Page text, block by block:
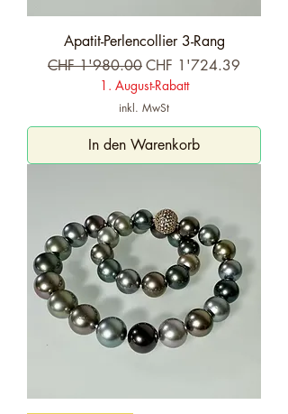
Apatit-Perlencollier 3-Rang
Standardpreis
CHF 1'980.00Sale-Preis
CHF 1'724.39
1. August-Rabatt
inkl. MwSt
In den Warenkorb